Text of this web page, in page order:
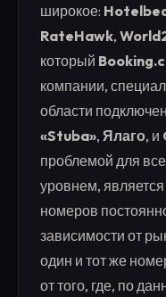
широкое:
RateHawk,
который
компании,
области
«Stuba», Ялаго, и
проблемой для
уровнем,
номеров
зависимости от
один и тот же
от того, где, по